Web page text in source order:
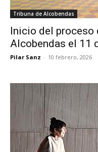
Tribuna de Alcobendas
Inicio del proceso
Alcobendas el 11
Pilar Sanz - 10 febrero, 2026